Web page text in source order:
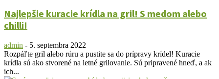
Najlepšie kuracie krídla na gril! S medom alebo
chilli!
admin - 5. septembra 2022
Rozpáľte gril alebo rúru a pustite sa do prípravy krídel! Kuracie
krídla sú ako stvorené na letné grilovanie. Sú pripravené hneď, a ak
ich...